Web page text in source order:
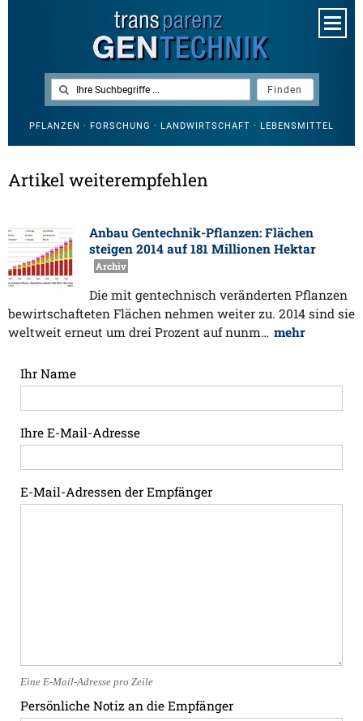
PFLANZEN · FORSCHUNG · LANDWIRTSCHAFT · LEBENSMITTEL
Artikel weiterempfehlen
Anbau Gentechnik-Pflanzen: Flächen
steigen 2014 auf 181 Millionen Hektar
Archiv
Die mit gentechnisch veränderten Pflanzen
bewirtschafteten Flächen nehmen weiter zu. 2014 sind sie
weltweit erneut um drei Prozent auf nunm… mehr
Ihr Name
Ihre E-Mail-Adresse
E-Mail-Adressen der Empfänger
Eine E-Mail-Adresse pro Zeile
Persönliche Notiz an die Empfänger